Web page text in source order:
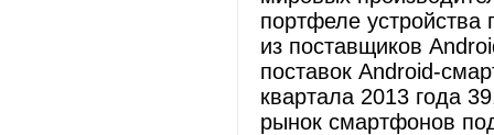
портфеле
из поставщиков
поставок Android-
квартала 2013 года
рынок смартфонов